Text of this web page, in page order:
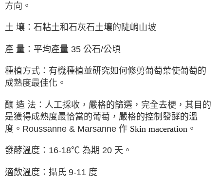
方向。
土 壤：石粘土和石灰石土壤的陡峭山坡
產 量：平均產量 35 公石/公頃
種植方式：有機種植並研究如何修剪葡萄葉使葡萄的
成熟度最佳化。
釀 造 法：人工採收，嚴格的篩選，完全去梗，其目的
是獲得成熟度最恰當的葡萄，嚴格的控制發酵的溫
度。Roussanne & Marsanne 作 Skin maceration 。
發酵溫度：16-18℃ 為期 20 天。
適飲溫度：攝氏 9-11 度